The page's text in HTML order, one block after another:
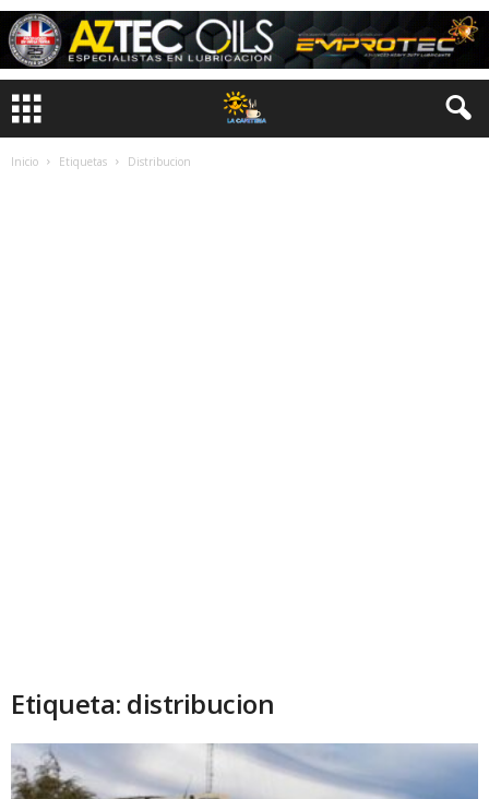
Inicio Etiquetas Distribucion
Etiqueta: distribucion